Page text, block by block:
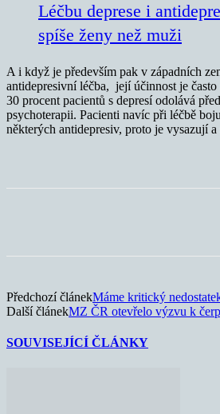
Léčbu deprese i
spíše ženy než muži
A i když je především pak v západních
antidepresivní léčba, její účinnost je
30 procent pacientů s depresí odolává
psychoterapii. Pacienti navíc při léčbě
některých antidepresiv, proto je vysazují
Předchozí článekMáme kritický
Další článekMZ ČR otevřelo výzvu k
SOUVISEJÍCÍ ČLÁNKY